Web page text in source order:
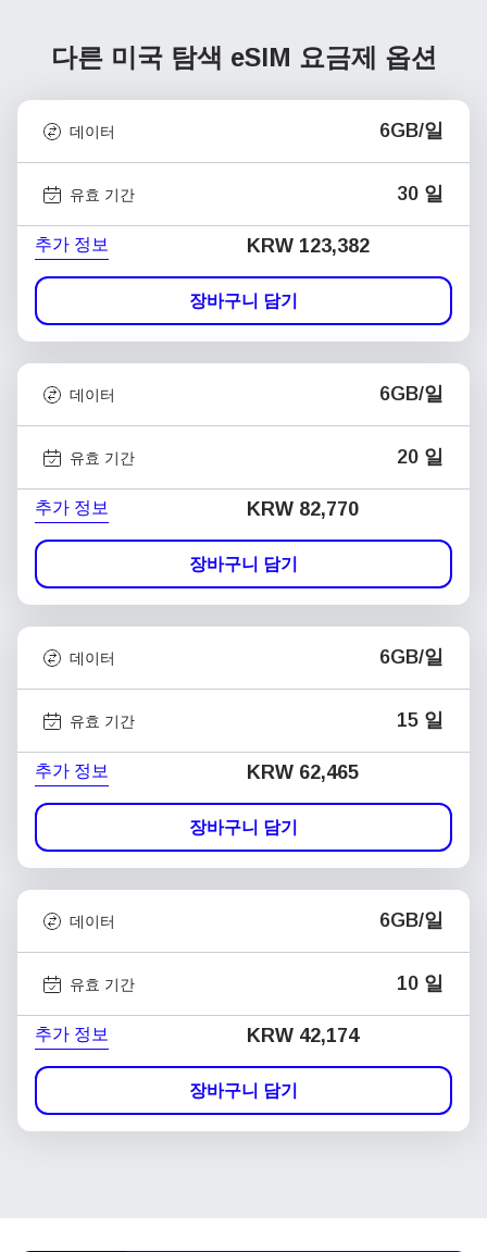
다른 미국 탐색 eSIM 요금제 옵션
데이터 6GB/일
유효 기간 30 일
추가 정보 KRW 123,382
장바구니 담기
데이터 6GB/일
유효 기간 20 일
추가 정보 KRW 82,770
장바구니 담기
데이터 6GB/일
유효 기간 15 일
추가 정보 KRW 62,465
장바구니 담기
데이터 6GB/일
유효 기간 10 일
추가 정보 KRW 42,174
장바구니 담기